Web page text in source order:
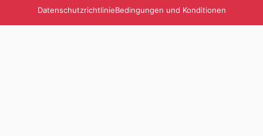
DatenschutzrichtlinieBedingungen und Konditionen